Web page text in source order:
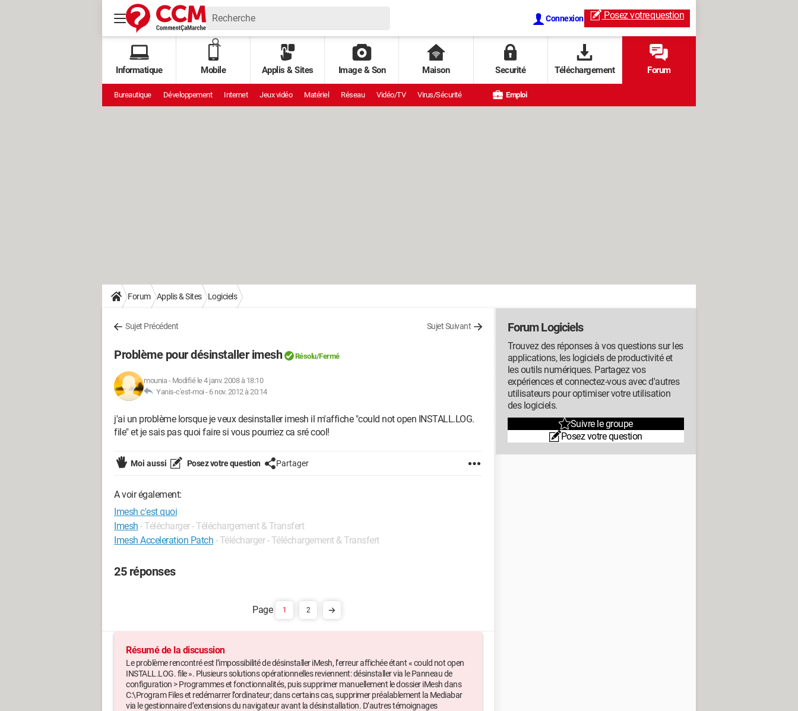
Connexion Posez votrequestion
Informatique Mobile Applis & Sites Image & Son Maison Securité Téléchargement Forum
Bureautique Développement Internet Jeux vidéo Matériel Réseau Vidéo/TV Virus/Sécurité Emploi
Forum Applis & Sites Logiciels
Sujet Précédent Sujet Suivant
Problème pour désinstaller imesh Résolu/Fermé
mounia- Modifié le 4 janv. 2008 à 18:10
Yanis-c'est-moi - 6 nov. 2012 à 20:14
j'ai un problème lorsque je veux desinstaller imesh il m'affiche "could not open INSTALL.LOG.
file" et je sais pas quoi faire si vous pourriez ca sré cool!
Moi aussi Posez votre question Partager
A voir également:
Imesh c'est quoi
Imesh - Télécharger - Téléchargement & Transfert
Imesh Acceleration Patch - Télécharger - Téléchargement & Transfert
25 réponses
1 2
Résumé de la discussion
Le problème rencontré est l’impossibilité de désinstaller iMesh, l’erreur affichée étant « could not open
INSTALL.LOG. file ». Plusieurs solutions opérationnelles reviennent: désinstaller via le Panneau de
configuration > Programmes et fonctionnalités, puis supprimer manuellement le dossier iMesh dans
C:\Program Files et redémarrer l’ordinateur; dans certains cas, supprimer préalablement la Mediabar
via le gestionnaire d’extensions du navigateur avant la désinstallation. D’autres témoignages
Forum Logiciels
Trouvez des réponses à vos questions sur les
applications, les logiciels de productivité et
les outils numériques. Partagez vos
expériences et connectez-vous avec d'autres
utilisateurs pour optimiser votre utilisation
des logiciels.
Suivre le groupe
Posez votre question